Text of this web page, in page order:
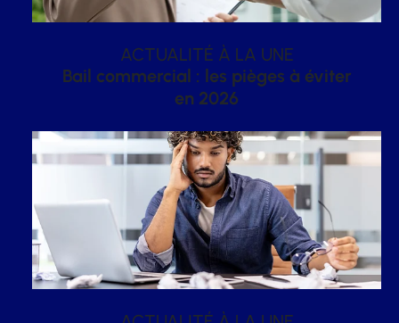
ACTUALITÉ À LA UNE
Bail commercial : les pièges à éviter
en 2026